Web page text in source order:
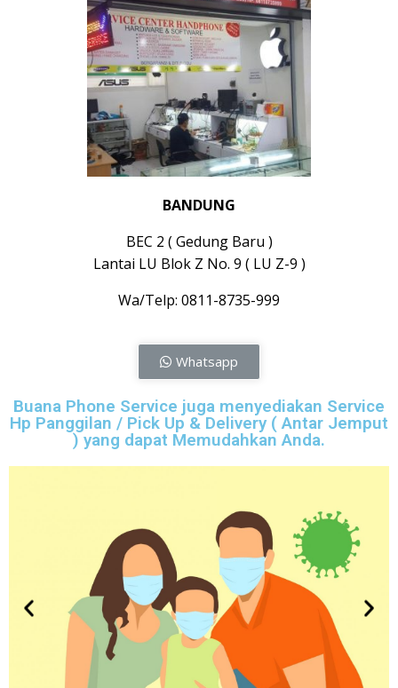
BANDUNG
BEC 2 ( Gedung Baru )
Lantai LU Blok Z No. 9 ( LU Z-9 )
Wa/Telp: 0811-8735-999
Whatsapp
Buana Phone Service juga menyediakan Service
Hp Panggilan / Pick Up & Delivery ( Antar Jemput
) yang dapat Memudahkan Anda.